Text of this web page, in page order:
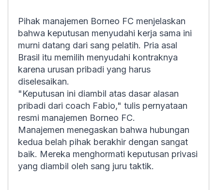
Pihak manajemen Borneo FC menjelaskan
bahwa keputusan menyudahi kerja sama ini
murni datang dari sang pelatih. Pria asal
Brasil itu memilih menyudahi kontraknya
karena urusan pribadi yang harus
diselesaikan.
"Keputusan ini diambil atas dasar alasan
pribadi dari coach Fabio," tulis pernyataan
resmi manajemen Borneo FC.
Manajemen menegaskan bahwa hubungan
kedua belah pihak berakhir dengan sangat
baik. Mereka menghormati keputusan privasi
yang diambil oleh sang juru taktik.